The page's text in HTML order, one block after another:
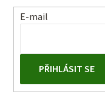
E-mail
PŘIHLÁSIT SE